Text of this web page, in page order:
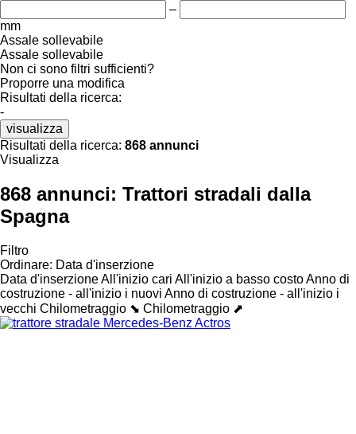
–
mm
Assale sollevabile
Assale sollevabile
Non ci sono filtri sufficienti?
Proporre una modifica
Risultati della ricerca:
-
visualizza
Risultati della ricerca: 868 annunci
Visualizza
868 annunci: Trattori stradali dalla
Spagna
Filtro
Ordinare: Data d'inserzione
Data d'inserzioneAll'inizio cari All'inizio a basso costoAnno di
costruzione - all'inizio i nuovi Anno di costruzione - all'inizio i
vecchi Chilometraggio ⬊ Chilometraggio ⬈